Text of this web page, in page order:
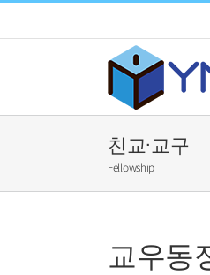
to
친교·교구
Fellowship
교우동